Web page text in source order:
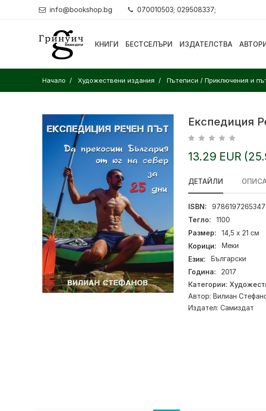
info@bookshop.bg 070010503; 029508337;
КНИГИ БЕСТСЕЛЪРИ ИЗДАТЕЛСТВА
Начало Художествени издания Пътеписи / Приключения и
Експедиция
13.29 EUR
ДЕТАЙЛИ
ISBN:
9786197265347
Тегло:
1100
Размер:
14,5 х 21 см
Корици:
Меки
Език:
Български
Година:
2017
Категории:
Автор: Вилиан
Издател: Самиздат